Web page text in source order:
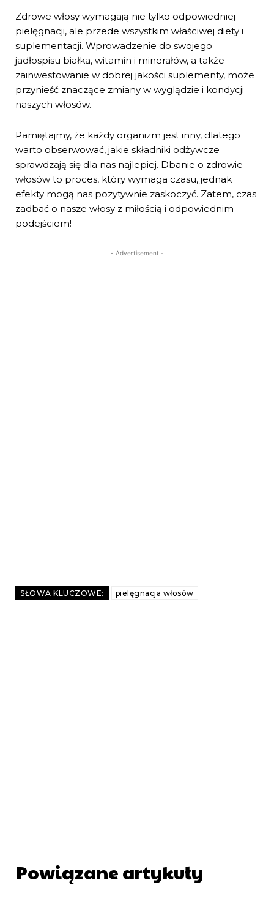
Zdrowe włosy wymagają nie tylko odpowiedniej
pielęgnacji, ale przede wszystkim właściwej diety i
suplementacji. Wprowadzenie do swojego
jadłospisu białka, witamin i minerałów, a także
zainwestowanie w dobrej jakości suplementy, może
przynieść znaczące zmiany w wyglądzie i kondycji
naszych włosów.
Pamiętajmy, że każdy organizm jest inny, dlatego
warto obserwować, jakie składniki odżywcze
sprawdzają się dla nas najlepiej. Dbanie o zdrowie
włosów to proces, który wymaga czasu, jednak
efekty mogą nas pozytywnie zaskoczyć. Zatem, czas
zadbać o nasze włosy z miłością i odpowiednim
podejściem!
- Advertisement -
SŁOWA KLUCZOWE: pielęgnacja włosów
Powiązane artykuły